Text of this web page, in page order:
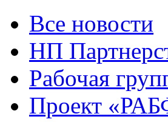
Все новости
НП
Рабочая
Проект